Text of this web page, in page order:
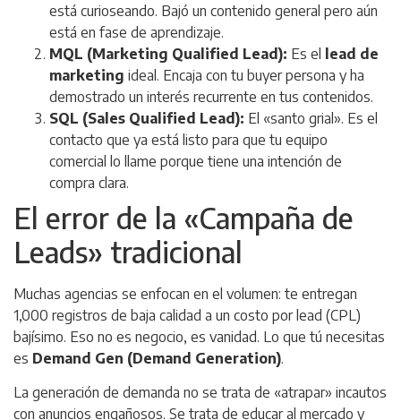
está curioseando. Bajó un contenido general pero aún
está en fase de aprendizaje.
MQL (Marketing Qualified Lead): Es el lead de
marketing ideal. Encaja con tu buyer persona y ha
demostrado un interés recurrente en tus contenidos.
SQL (Sales Qualified Lead): El «santo grial». Es el
contacto que ya está listo para que tu equipo
comercial lo llame porque tiene una intención de
compra clara.
El error de la «Campaña de
Leads» tradicional
Muchas agencias se enfocan en el volumen: te entregan
1,000 registros de baja calidad a un costo por lead (CPL)
bajísimo. Eso no es negocio, es vanidad. Lo que tú necesitas
es Demand Gen (Demand Generation).
La generación de demanda no se trata de «atrapar» incautos
con anuncios engañosos. Se trata de educar al mercado y